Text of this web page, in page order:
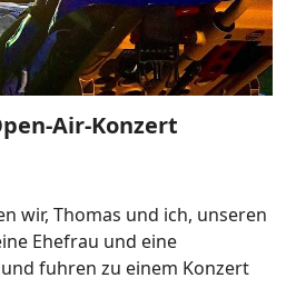
Air-Konzert
wir, Thomas und ich, unseren
Ehefrau und eine
fuhren zu einem Konzert